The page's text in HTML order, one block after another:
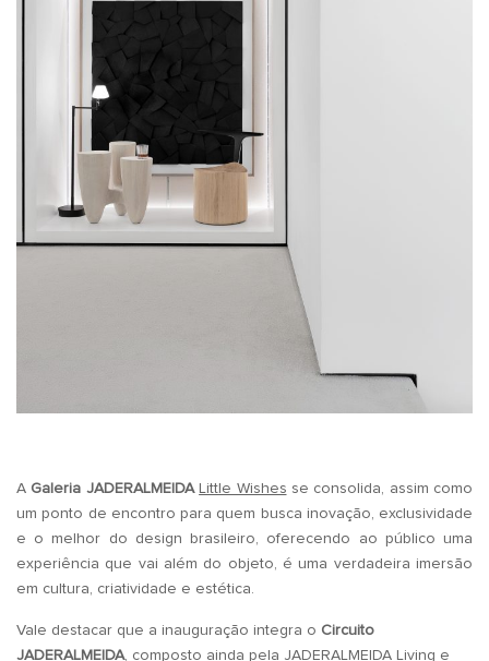
A Galeria JADERALMEIDA Little Wishes se consolida, assim como
um ponto de encontro para quem busca inovação, exclusividade
e o melhor do design brasileiro, oferecendo ao público uma
experiência que vai além do objeto, é uma verdadeira imersão
em cultura, criatividade e estética.
Vale destacar que a inauguração integra o Circuito
JADERALMEIDA, composto ainda pela JADERALMEIDA Living e